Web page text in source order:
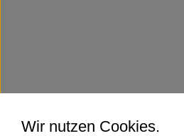
Wir nutzen Cookies.